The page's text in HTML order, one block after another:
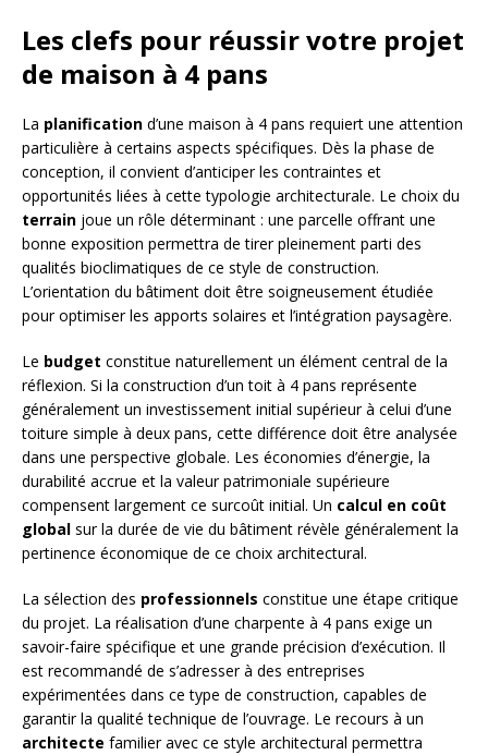
Les clefs pour réussir votre projet
de maison à 4 pans
La planification d’une maison à 4 pans requiert une attention
particulière à certains aspects spécifiques. Dès la phase de
conception, il convient d’anticiper les contraintes et
opportunités liées à cette typologie architecturale. Le choix du
terrain joue un rôle déterminant : une parcelle offrant une
bonne exposition permettra de tirer pleinement parti des
qualités bioclimatiques de ce style de construction.
L’orientation du bâtiment doit être soigneusement étudiée
pour optimiser les apports solaires et l’intégration paysagère.
Le budget constitue naturellement un élément central de la
réflexion. Si la construction d’un toit à 4 pans représente
généralement un investissement initial supérieur à celui d’une
toiture simple à deux pans, cette différence doit être analysée
dans une perspective globale. Les économies d’énergie, la
durabilité accrue et la valeur patrimoniale supérieure
compensent largement ce surcoût initial. Un calcul en coût
global sur la durée de vie du bâtiment révèle généralement la
pertinence économique de ce choix architectural.
La sélection des professionnels constitue une étape critique
du projet. La réalisation d’une charpente à 4 pans exige un
savoir-faire spécifique et une grande précision d’exécution. Il
est recommandé de s’adresser à des entreprises
expérimentées dans ce type de construction, capables de
garantir la qualité technique de l’ouvrage. Le recours à un
architecte familier avec ce style architectural permettra